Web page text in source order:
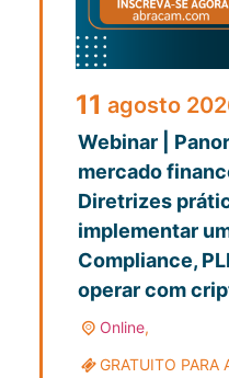
11 agosto
Webinar |
mercado
Diretrizes
implementar
Compliance,
operar com
Online,
GRATUITO PARA